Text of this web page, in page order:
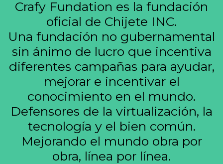
Crafy Fundation es la fundación
oficial de Chijete INC.
Una fundación no gubernamental
sin ánimo de lucro que incentiva
diferentes campañas para ayudar,
mejorar e incentivar el
conocimiento en el mundo.
Defensores de la virtualización, la
tecnología y el bien común.
Mejorando el mundo obra por
obra, línea por línea.